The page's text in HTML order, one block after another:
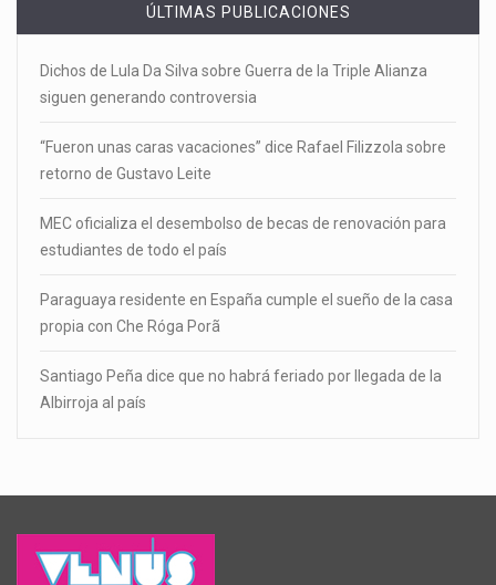
ÚLTIMAS PUBLICACIONES
Dichos de Lula Da Silva sobre Guerra de la Triple Alianza
siguen generando controversia
“Fueron unas caras vacaciones” dice Rafael Filizzola sobre
retorno de Gustavo Leite
MEC oficializa el desembolso de becas de renovación para
estudiantes de todo el país
Paraguaya residente en España cumple el sueño de la casa
propia con Che Róga Porã
Santiago Peña dice que no habrá feriado por llegada de la
Albirroja al país